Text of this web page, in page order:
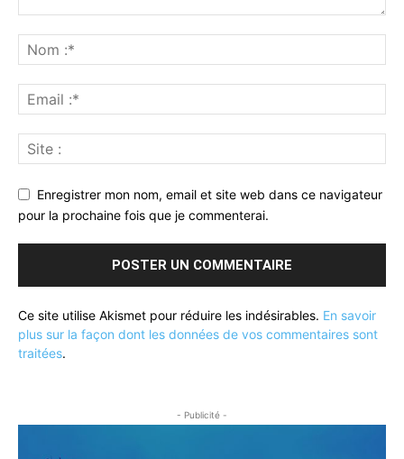
Enregistrer mon nom, email et site web dans ce navigateur
pour la prochaine fois que je commenterai.
Ce site utilise Akismet pour réduire les indésirables. En savoir
plus sur la façon dont les données de vos commentaires sont
traitées.
- Publicité -